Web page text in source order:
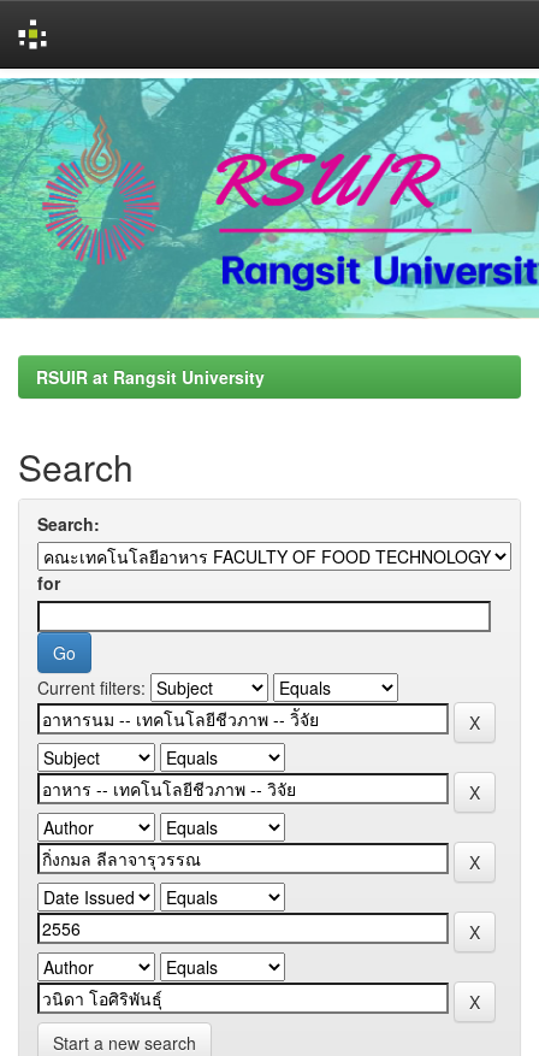
Skip
navigation
RSUIR at Rangsit University
Search
Search:
for
Current filters:
Start a new search